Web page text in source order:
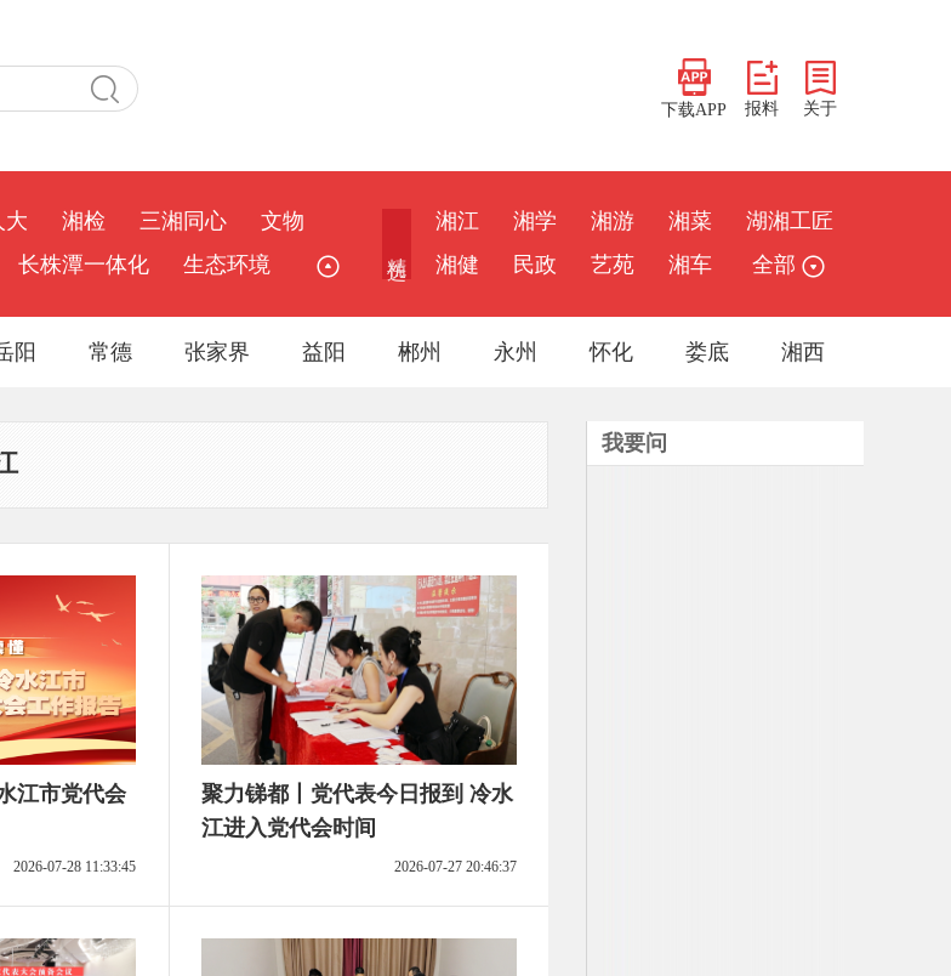
下载APP 报料 关于
大 湘检 三湘同心
文物
长株潭一体化 生态环境
湘江 湘学 湘游 湘菜
湖湘工匠
湘健
民政 艺苑 湘车 全部
阳 常德 张家界 益阳 郴州 永州 怀化 娄底 湘西
江市党代会
2026-07-28 11:33:45
聚力锑都丨党代表今日报到 冷水
江进入党代会时间
2026-07-27 20:46:37
我要问